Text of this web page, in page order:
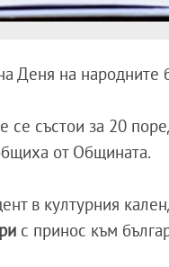
Деня на народните
се състои за 20
от Общината.
в културния
с принос към